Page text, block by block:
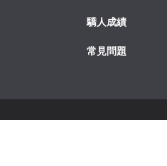
驕人成績
常見問題